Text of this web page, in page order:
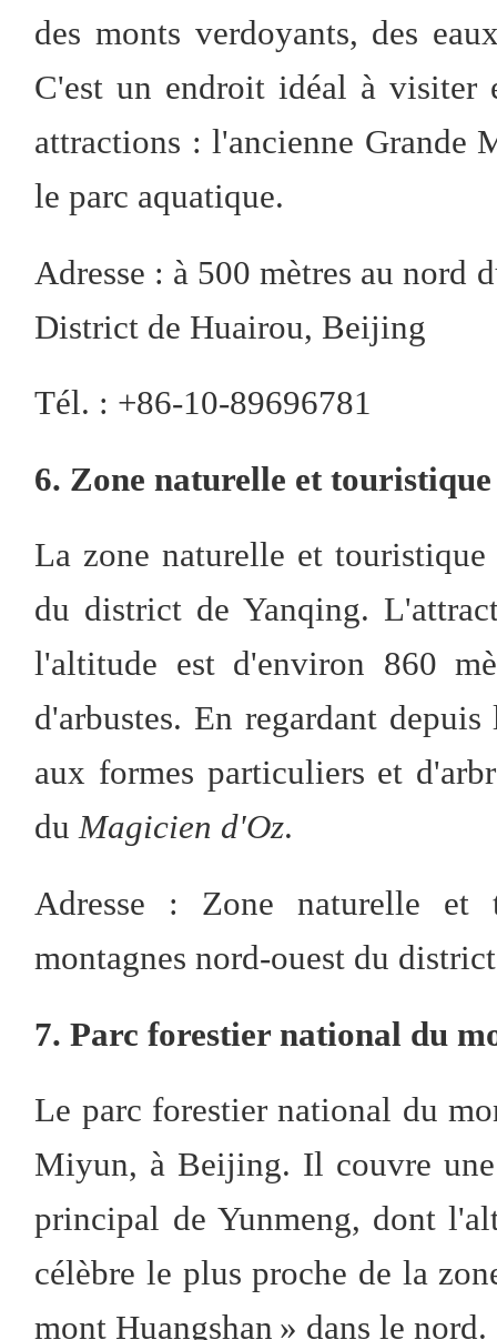
des monts verdoyants, des
C'est un endroit idéal à visiter
attractions : l'ancienne Grande
le parc aquatique.
Adresse : à 500 mètres au
District de Huairou, Beijing
Tél. : +86-10-89696781
6. Zone naturelle et
La zone naturelle et
du district de Yanqing.
l'altitude est d'environ 860
d'arbustes. En regardant
aux formes particuliers et
duMagicien d'Oz.
Adresse : Zone naturelle et
montagnes nord-ouest du
7. Parc forestier national du
Le parc forestier national du
Miyun, à Beijing. Il couvre
principal de Yunmeng, dont
célèbre le plus proche de la
mont Huangshan » dans le nord.